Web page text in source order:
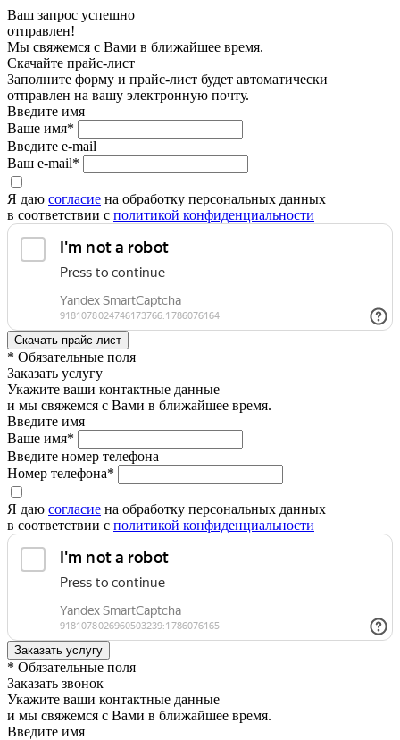
Ваш запрос успешно
отправлен!
Мы свяжемся с Вами в ближайшее время.
Скачайте прайс-лист
Заполните форму и прайс-лист будет автоматически
отправлен на вашу электронную почту.
Введите имя
Ваше имя*
Введите e-mail
Ваш e-mail*
Я даю согласие на обработку персональных данных
в соответствии с политикой конфиденциальности
* Обязательные поля
Заказать услугу
Укажите ваши контактные данные
и мы свяжемся с Вами в ближайшее время.
Введите имя
Ваше имя*
Введите номер телефона
Номер телефона*
Я даю согласие на обработку персональных данных
в соответствии с политикой конфиденциальности
* Обязательные поля
Заказать звонок
Укажите ваши контактные данные
и мы свяжемся с Вами в ближайшее время.
Введите имя